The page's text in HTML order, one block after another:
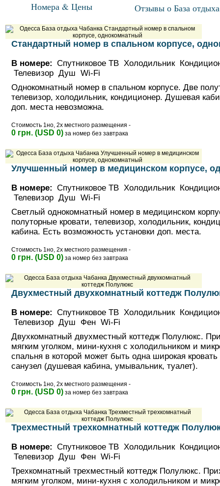
Номера & Цены Отзывы о База
Стандартный номер в спальном корпусе,
В номере: Спутниковое ТВ Холодильник
Телевизор Душ Wi-Fi
Однокомнатный номер в спальном корпусе. Две
телевизор, холодильник, кондиционер. Душевая
доп. места невозможна.
Стоимость 1но, 2х местного размещения -
0 грн. (USD 0) за номер без завтрака
Улучшенный номер в медицинском корпусе,
В номере: Спутниковое ТВ Холодильник
Телевизор Душ Wi-Fi
Светлый однокомнатный номер в медицинском
полуторные кровати, телевизор, холодильник,
кабина. Есть возможность установки доп. места.
Стоимость 1но, 2х местного размещения -
0 грн. (USD 0) за номер без завтрака
Двухместный двухкомнатный коттедж
В номере: Спутниковое ТВ Холодильник
Телевизор Душ Фен Wi-Fi
Двухкомнатный двухместный коттедж Полулюкс.
мягким уголком, мини-кухня с холодильником и
спальня в которой может быть одна широкая
санузел (душевая кабина, умывальник, туалет).
Стоимость 1но, 2х местного размещения -
0 грн. (USD 0) за номер без завтрака
Трехместный трехкомнатный коттедж
В номере: Спутниковое ТВ Холодильник
Телевизор Душ Фен Wi-Fi
Трехкомнатный трехместный коттедж Полулюкс.
мягким уголком, мини-кухня с холодильником и